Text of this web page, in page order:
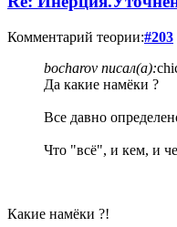
Комментарий теории:#203
bocharov писал(а):
Да какие намёки ?
Все давно
Что "всё", и кем, и
Какие намёки ?!